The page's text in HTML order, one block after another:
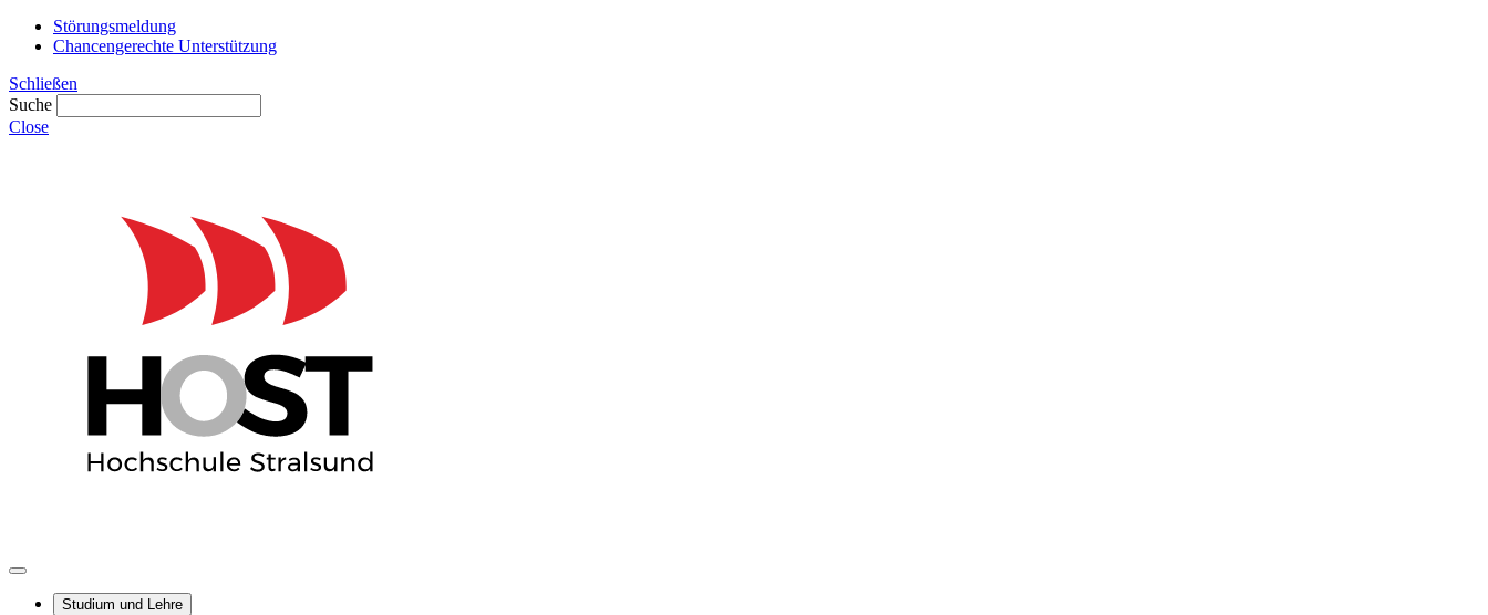
Störungsmeldung
Chancengerechte Unterstützung
Schließen
Suche
Close
Studium und Lehre